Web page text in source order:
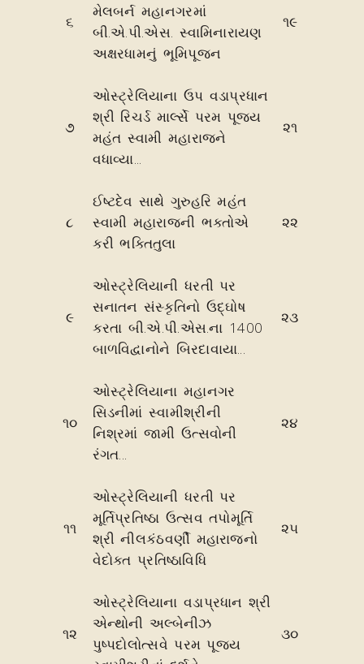
૬
મેલબર્ન મહાનગરમાં
બી.એ.પી.એસ. સ્વામિનારાયણ
અક્ષરધામનું ભૂમિપૂજન
૧૯
૭
ઓસ્ટ્રેલિયાના ઉપ વડાપ્રધાન
શ્રી રિચર્ડ માર્લ્સે પરમ પૂજ્ય
મહંત સ્વામી મહારાજને
વધાવ્યા...
૨૧
૮
ઈષ્ટદેવ સાથે ગુરુહરિ મહંત
સ્વામી મહારાજની ભક્તોએ
કરી ભક્તિતુલા
૨૨
૯
ઓસ્ટ્રેલિયાની ધરતી પર
સનાતન સંસ્કૃતિનો ઉદ્‌ઘોષ
કરતા બી.એ.પી.એસ.ના 1400
બાળવિદ્વાનોને બિરદાવાયા...
૨૩
૧૦
ઓસ્ટ્રેલિયાના મહાનગર
સિડનીમાં સ્વામીશ્રીની
નિશ્રમાં જામી ઉત્સવોની
રંગત...
૨૪
૧૧
ઓસ્ટ્રેલિયાની ધરતી પર
મૂર્તિપ્રતિષ્ઠા ઉત્સવ તપોમૂર્તિ
શ્રી નીલકંઠવર્ણી મહારાજનો
વેદોક્ત પ્રતિષ્ઠાવિધિ
૨૫
૧૨
ઓસ્ટ્રેલિયાના વડાપ્રધાન શ્રી
એન્થોની અલ્બેનીઝ
પુષ્પદોલોત્સવે પરમ પૂજ્ય
૩૦